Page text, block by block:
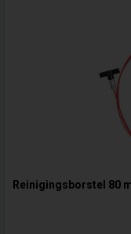
Reinigingsborstel 80